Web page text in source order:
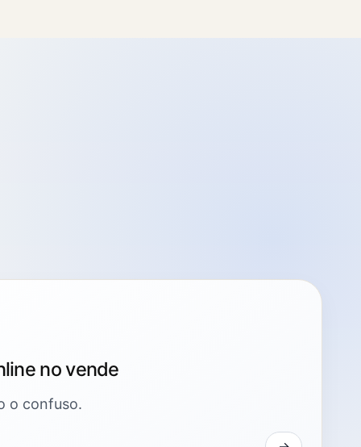
no vende
o confuso.